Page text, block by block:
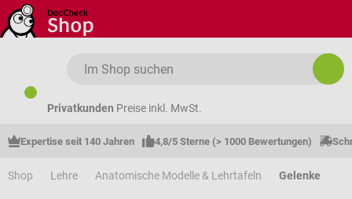
Zum Hauptinhalt springen
Privatkunden Preise inkl. MwSt.
Expertise seit 140 Jahren 4,8/5 Sterne (> 1000 Bewertungen)
Shop Lehre Anatomische Modelle & Lehrtafeln Gelenke